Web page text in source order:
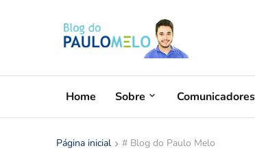
Home Sobre Comunicadores
Página inicial # Blog do Paulo Melo